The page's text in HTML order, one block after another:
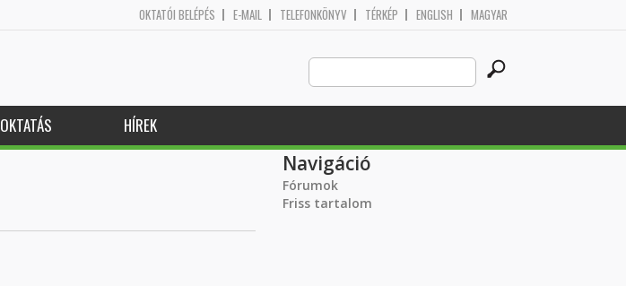
OKTATÓI BELÉPÉS E-MAIL TELEFONKÖNYV TÉRKÉP ENGLISH MAGYAR
Search
this
site
OKTATÁS HÍREK
Navigáció
Fórumok
Friss tartalom